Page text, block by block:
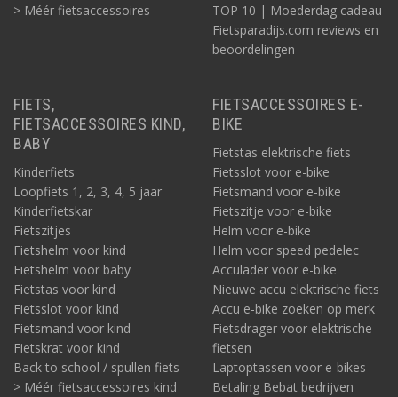
> Méér fietsaccessoires
TOP 10 | Moederdag cadeau
Fietsparadijs.com reviews en
beoordelingen
FIETS,
FIETSACCESSOIRES KIND,
BABY
Kinderfiets
Loopfiets 1, 2, 3, 4, 5 jaar
Kinderfietskar
Fietszitjes
Fietshelm voor kind
Fietshelm voor baby
Fietstas voor kind
Fietsslot voor kind
Fietsmand voor kind
Fietskrat voor kind
Back to school / spullen fiets
> Méér fietsaccessoires kind
FIETSACCESSOIRES E-
BIKE
Fietstas elektrische fiets
Fietsslot voor e-bike
Fietsmand voor e-bike
Fietszitje voor e-bike
Helm voor e-bike
Helm voor speed pedelec
Acculader voor e-bike
Nieuwe accu elektrische fiets
Accu e-bike zoeken op merk
Fietsdrager voor elektrische
fietsen
Laptoptassen voor e-bikes
Betaling Bebat bedrijven